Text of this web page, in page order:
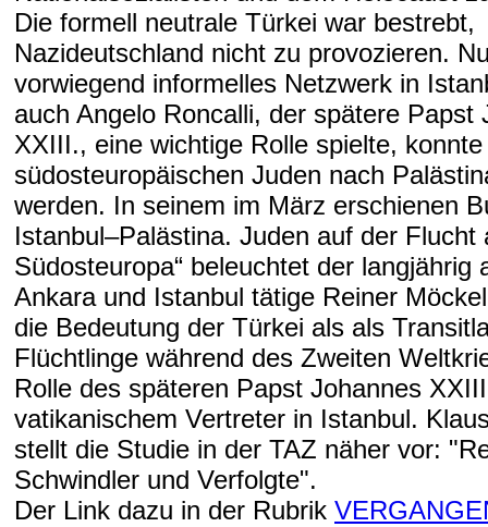
Die formell neutrale Türkei war bestrebt,
Nazideutschland nicht zu provozieren.
vorwiegend informelles Netzwerk in
auch Angelo Roncalli, der spätere Papst
XXIII., eine wichtige Rolle spielte,
südosteuropäischen Juden nach
werden. In seinem im März erschienen
Istanbul–­Palästina. Juden auf der Flucht
Südosteuropa“ beleuchtet der langjährig
Ankara und Istanbul tätige Reiner
die Bedeutung der Türkei als als
Flüchtlinge während des Zweiten
Rolle des späteren Papst Johannes
vatikanischem Vertreter in Istanbul.
stellt die Studie in der TAZ näher vor:
Schwindler und Verfolgte".
Der Link dazu in der Rubrik